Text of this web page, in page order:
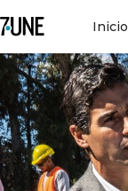
Inicio